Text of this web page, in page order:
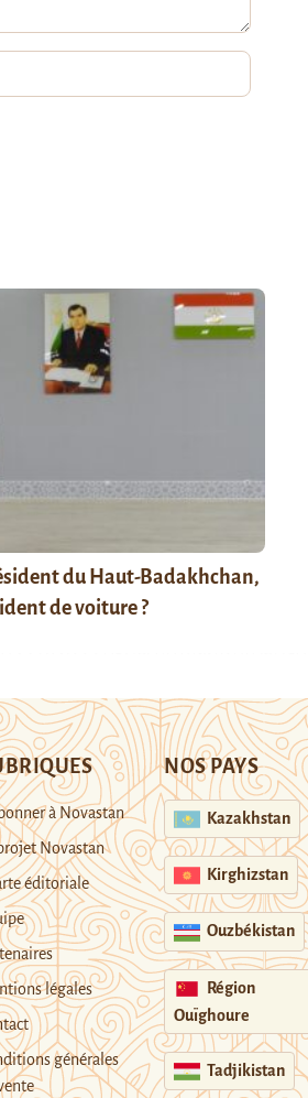
du Haut-Badakhchan,
de voiture ?
à Novastan
Novastan
éditoriale
légales
générales
NOS PAYS
Kazakhstan
Kirghizstan
Ouzbékistan
Région
Ouïghoure
Tadjikistan